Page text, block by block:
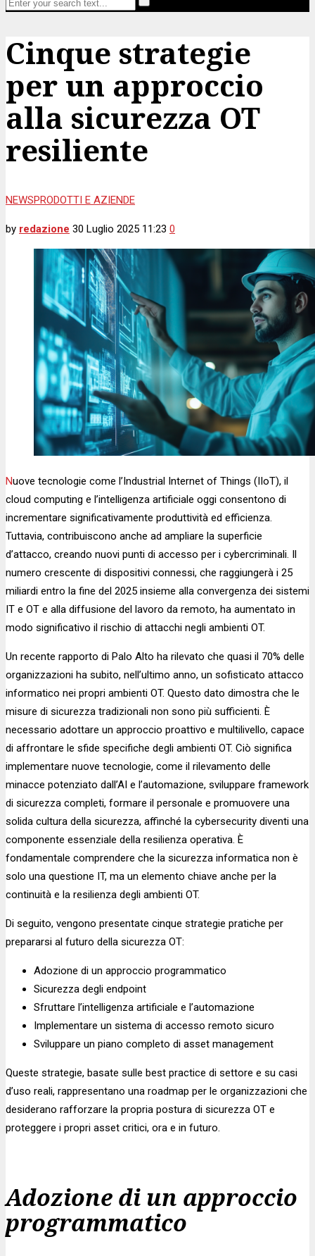
Cinque strategie
per un approccio
alla sicurezza OT
resiliente
NEWSPRODOTTI E AZIENDE
by redazione 30 Luglio 2025 11:23 0
Nuove tecnologie come l’Industrial Internet of Things (IIoT), il
cloud computing e l’intelligenza artificiale oggi consentono di
incrementare significativamente produttività ed efficienza.
Tuttavia, contribuiscono anche ad ampliare la superficie
d’attacco, creando nuovi punti di accesso per i cybercriminali. Il
numero crescente di dispositivi connessi, che raggiungerà i 25
miliardi entro la fine del 2025 insieme alla convergenza dei sistemi
IT e OT e alla diffusione del lavoro da remoto, ha aumentato in
modo significativo il rischio di attacchi negli ambienti OT.
Un recente rapporto di Palo Alto ha rilevato che quasi il 70% delle
organizzazioni ha subito, nell’ultimo anno, un sofisticato attacco
informatico nei propri ambienti OT. Questo dato dimostra che le
misure di sicurezza tradizionali non sono più sufficienti. È
necessario adottare un approccio proattivo e multilivello, capace
di affrontare le sfide specifiche degli ambienti OT. Ciò significa
implementare nuove tecnologie, come il rilevamento delle
minacce potenziato dall’AI e l’automazione, sviluppare framework
di sicurezza completi, formare il personale e promuovere una
solida cultura della sicurezza, affinché la cybersecurity diventi una
componente essenziale della resilienza operativa. È
fondamentale comprendere che la sicurezza informatica non è
solo una questione IT, ma un elemento chiave anche per la
continuità e la resilienza degli ambienti OT.
Di seguito, vengono presentate cinque strategie pratiche per
prepararsi al futuro della sicurezza OT:
Adozione di un approccio programmatico
Sicurezza degli endpoint
Sfruttare l’intelligenza artificiale e l’automazione
Implementare un sistema di accesso remoto sicuro
Sviluppare un piano completo di asset management
Queste strategie, basate sulle best practice di settore e su casi
d’uso reali, rappresentano una roadmap per le organizzazioni che
desiderano rafforzare la propria postura di sicurezza OT e
proteggere i propri asset critici, ora e in futuro.
Adozione di un approccio
programmatico